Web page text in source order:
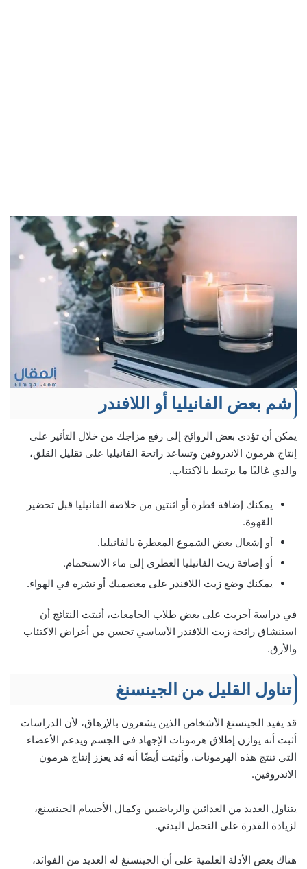
شم بعض الفانيليا أو اللافندر
يمكن أن تؤدي بعض الروائح إلى رفع مزاجك من خلال التأثير على
إنتاج هرمون الاندروفين وتساعد رائحة الفانيليا على تقليل القلق،
والذي غالبًا ما يرتبط بالاكتئاب.
يمكنك إضافة قطرة أو اثنتين من خلاصة الفانيليا قبل تحضير
القهوة.
أو إشعال بعض الشموع المعطرة بالفانيليا.
أو إضافة زيت الفانيليا العطري إلى ماء الاستحمام.
يمكنك وضع زيت اللافندر على معصميك أو نشره في الهواء.
في دراسة أجريت على بعض طلاب الجامعات، أثبتت النتائج أن
استنشاق رائحة زيت اللافندر الأساسي تحسن من أعراض الاكتئاب
والأرق.
تناول القليل من الجينسنغ
قد يفيد الجينسنغ الأشخاص الذين يشعرون بالإرهاق، لأن الدراسات
أثبت أنه يوازن إطلاق هرمونات الإجهاد في الجسم ويدعم الأعضاء
التي تنتج هذه الهرمونات. وأثبتت أيضًا أنه قد يعزز إنتاج هرمون
الاندروفين.
يتناول العديد من العدائين والرياضيين وكمال الأجسام الجينسنغ،
لزيادة القدرة على التحمل البدني.
هناك بعض الأدلة العلمية على أن الجينسنغ له العديد من الفوائد،